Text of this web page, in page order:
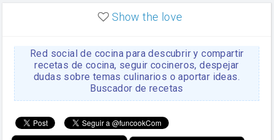
enLasaña casera fácil y
HOJALDROSA TV
enGachas de la abuela
Rosa
https://youtu.be/Mz69gcVO3sI
Rosa enReceta Del Bizcocho
Disculpa. En la foto aparece
el bizcocho de xoco y en el
Show the love
Red social de cocina para descubrir y compartir
recetas de cocina, seguir cocineros, despejar
dudas sobre temas culinarios o aportar ideas.
Buscador de recetas